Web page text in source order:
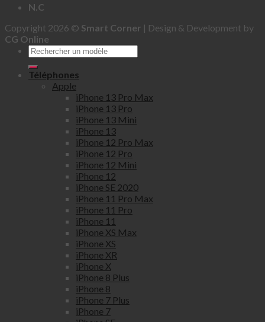
N.C
Copyright 2026 © Smart Corner | Design & Development by
CG Online
Téléphones
Apple
iPhone 13 Pro Max
iPhone 13 Pro
iPhone 13 Mini
iPhone 13
iPhone 12 Pro Max
iPhone 12 Pro
iPhone 12 Mini
iPhone 12
iPhone SE 2020
iPhone 11 Pro Max
iPhone 11 Pro
iPhone 11
iPhone XS Max
iPhone XS
iPhone XR
iPhone X
iPhone 8 Plus
iPhone 8
iPhone 7 Plus
iPhone 7